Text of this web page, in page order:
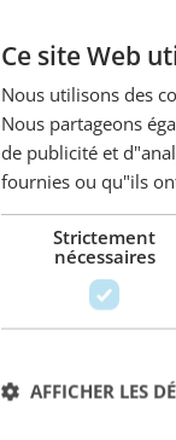
Ce site Web
Nous utilisons des
Nous partageons
de publicité et
fournies ou qu"ils
Strictement
nécessaires
AFFICHER LES